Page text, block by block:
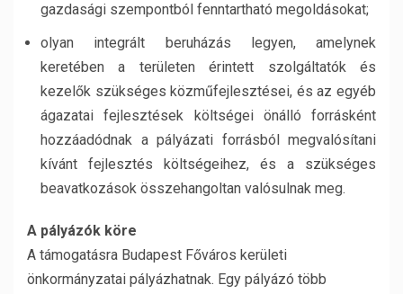
gazdasági szempontból fenntartható megoldásokat;
olyan integrált beruházás legyen, amelynek
keretében a területen érintett szolgáltatók és
kezelők szükséges közműfejlesztései, és az egyéb
ágazatai fejlesztések költségei önálló forrásként
hozzáadódnak a pályázati forrásból megvalósítani
kívánt fejlesztés költségeihez, és a szükséges
beavatkozások összehangoltan valósulnak meg.
A pályázók köre
A támogatásra Budapest Főváros kerületi
önkormányzatai pályázhatnak. Egy pályázó több